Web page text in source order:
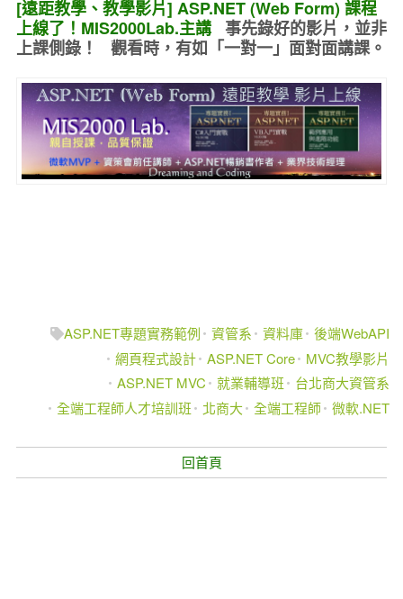
[遠距教學、教學影片] ASP.NET (Web Form) 課程
上線了！MIS2000Lab.主講 事先錄好的影片，並非
上課側錄！ 觀看時，有如 「一對一」面對面講課。
ASP.NET專題實務範例 資管系 資料庫 後端WebAPI
網頁程式設計 ASP.NET Core
MVC教學影片
ASP.NET MVC
就業輔導班
台北商大資管系
全端工程師人才培訓班
北商大 全端工程師 微軟.NET
回首頁